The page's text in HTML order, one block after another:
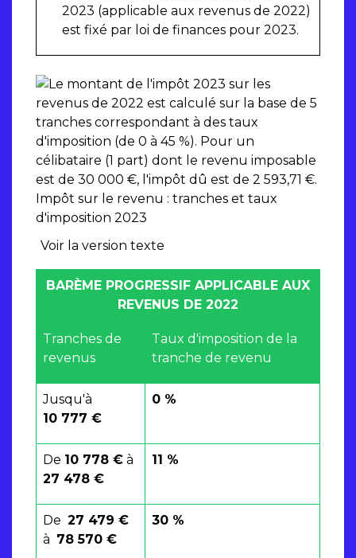
2023 (applicable aux revenus de 2022)
est fixé par loi de finances pour 2023.
Impôt sur le revenu : tranches et taux
d'imposition 2023
Voir la version texte
BARÈME PROGRESSIF APPLICABLE AUX
REVENUS DE 2022
Tranches de
revenus
Taux d'imposition de la
tranche de revenu
Jusqu'à
10 777 €
0 %
De 10 778 € à
27 478 €
11 %
De 27 479 €
à 78 570 €
30 %